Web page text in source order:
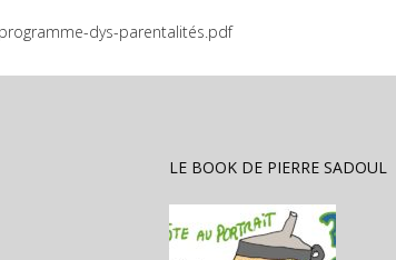
dys-parentalités.pdf
LE BOOK DE PIERRE SADOUL